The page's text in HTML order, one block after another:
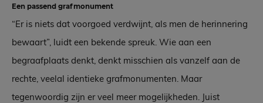
Een passend grafmonument
“Er is niets dat voorgoed verdwijnt, als men de herinnering
bewaart”, luidt een bekende spreuk. Wie aan een
begraafplaats denkt, denkt misschien als vanzelf aan de
rechte, veelal identieke grafmonumenten. Maar
tegenwoordig zijn er veel meer mogelijkheden. Juist